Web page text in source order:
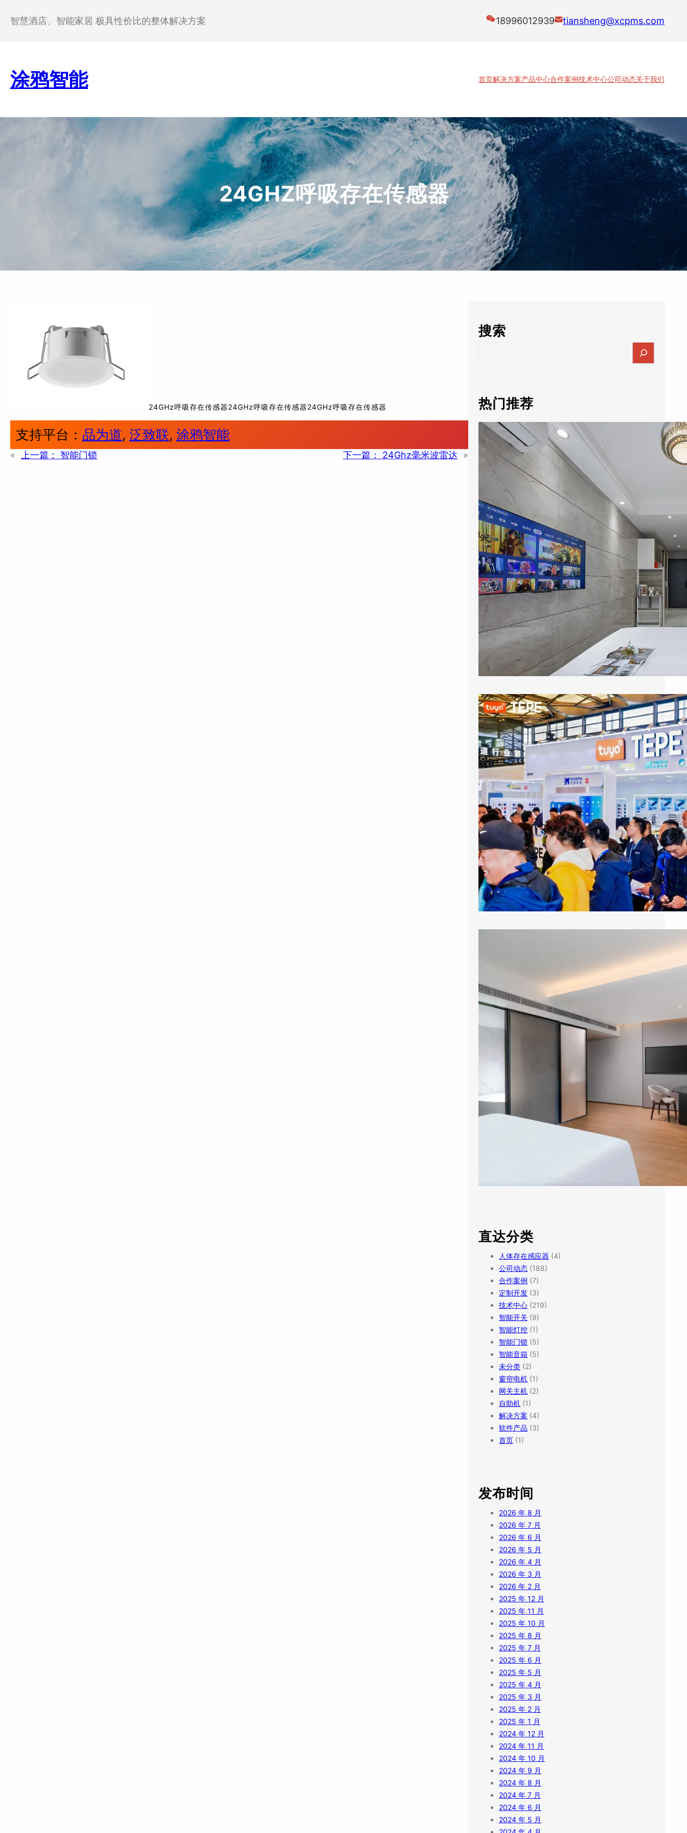
智慧酒店、智能家居 极具性价比的整体解决方案 18996012939 tiansheng@xcpms.com
涂鸦智能 首页解决方案产品中心合作案例技术中心公司动态关于我们
24GHZ呼吸存在传感器
24GHz呼吸存在传感器24GHz呼吸存在传感器24GHz呼吸存在传感器
支持平台： 品为道, 泛致联, 涂鸦智能
« 上一篇： 智能门锁 下一篇： 24Ghz毫米波雷达 »
搜索
c
h
热门推荐
2026年6月，杭州黄龙饭店管理集团干了一件
让同行看不懂的事：他们把旗下”黄龙旅行家”
…
涂鸦智能以AI蓝牙直连方案切入酒店赛道：去中心化架构破解智能化改造三大痛点
2026上海国际酒店展期间，涂鸦智能
（NYSE：TUYA，HKEX：2391）的展区成为
E7馆人气最旺的展位之…
今年五一，全国县域酒店预订量同比暴涨
114%，部分南方县城涨幅超过3倍。但一个尴
尬的现实是：这些撑起半边天的县…
直达分类
人体存在感应器 (4)
公司动态 (188)
合作案例 (7)
定制开发 (3)
技术中心 (219)
智能开关 (9)
智能灯控 (1)
智能门锁 (5)
智能音箱 (5)
未分类 (2)
窗帘电机 (1)
网关主机 (2)
自助机 (1)
解决方案 (4)
软件产品 (3)
首页 (1)
发布时间
2026 年 8 月
2026 年 7 月
2026 年 6 月
2026 年 5 月
2026 年 4 月
2026 年 3 月
2026 年 2 月
2025 年 12 月
2025 年 11 月
2025 年 10 月
2025 年 8 月
2025 年 7 月
2025 年 6 月
2025 年 5 月
2025 年 4 月
2025 年 3 月
2025 年 2 月
2025 年 1 月
2024 年 12 月
2024 年 11 月
2024 年 10 月
2024 年 9 月
2024 年 8 月
2024 年 7 月
2024 年 6 月
2024 年 5 月